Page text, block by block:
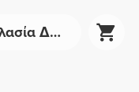
Συμπληρώματα για Ποδηλασία Δρόμου - Αθλητική Διατροφή | Prozis